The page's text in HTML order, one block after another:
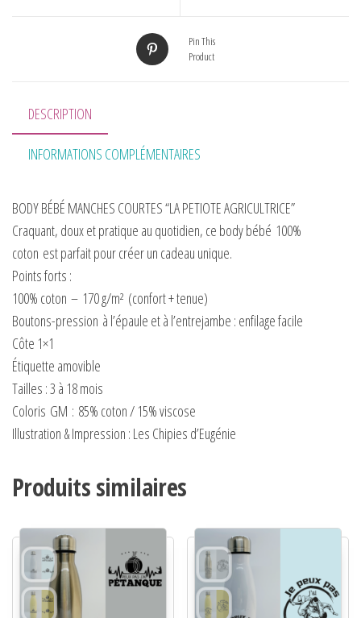
Pin This
Product
DESCRIPTION
INFORMATIONS COMPLÉMENTAIRES
BODY BÉBÉ MANCHES COURTES “LA PETIOTE AGRICULTRICE”
Craquant, doux et pratique au quotidien, ce body bébé 100%
coton est parfait pour créer un cadeau unique.
Points forts :
100% coton – 170 g/m² (confort + tenue)
Boutons-pression à l’épaule et à l’entrejambe : enfilage facile
Côte 1×1
Étiquette amovible
Tailles : 3 à 18 mois
Coloris GM : 85% coton / 15% viscose
Illustration & Impression : Les Chipies d’Eugénie
Produits similaires